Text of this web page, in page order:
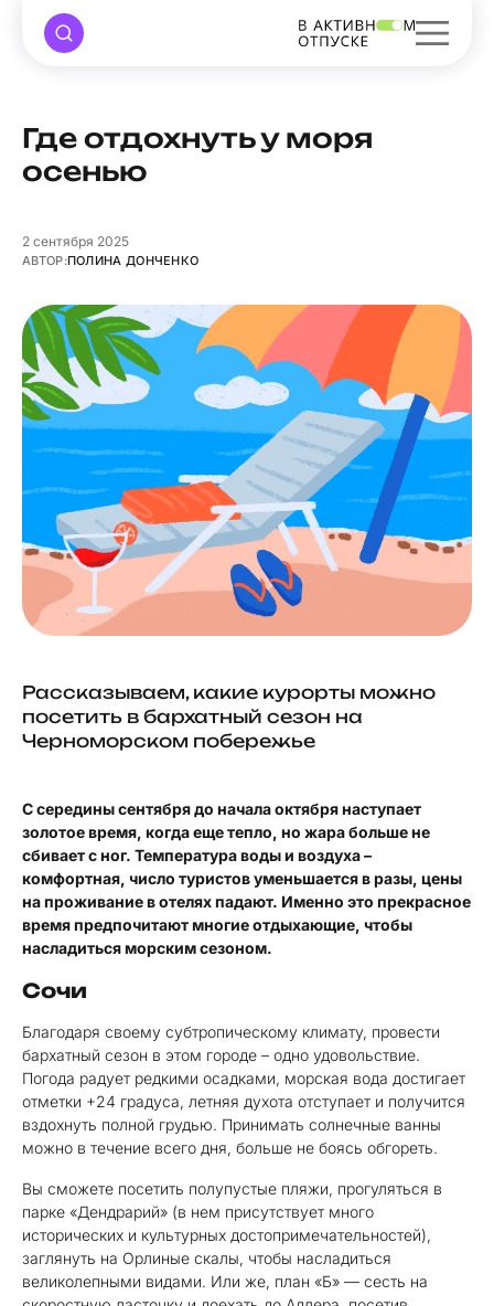
Где отдохнуть у моря
осенью
2 сентября 2025
АВТОР:ПОЛИНА ДОНЧЕНКО
Рассказываем, какие курорты можно
посетить в бархатный сезон на
Черноморском побережье
С середины сентября до начала октября наступает
золотое время, когда еще тепло, но жара больше не
сбивает с ног. Температура воды и воздуха –
комфортная, число туристов уменьшается в разы, цены
на проживание в отелях падают. Именно это прекрасное
время предпочитают многие отдыхающие, чтобы
насладиться морским сезоном.
Сочи
Благодаря своему субтропическому климату, провести
бархатный сезон в этом городе – одно удовольствие.
Погода радует редкими осадками, морская вода достигает
отметки +24 градуса, летняя духота отступает и получится
вздохнуть полной грудью. Принимать солнечные ванны
можно в течение всего дня, больше не боясь обгореть.
Вы сможете посетить полупустые пляжи, прогуляться в
парке «Дендрарий» (в нем присутствует много
исторических и культурных достопримечательностей),
заглянуть на Орлиные скалы, чтобы насладиться
великолепными видами. Или же, план «Б» — сесть на